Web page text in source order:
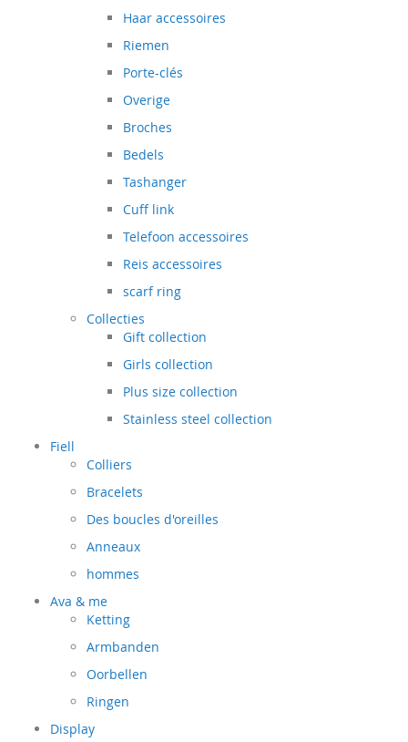
Haar accessoires
Riemen
Porte-clés
Overige
Broches
Bedels
Tashanger
Cuff link
Telefoon accessoires
Reis accessoires
scarf ring
Collecties
Gift collection
Girls collection
Plus size collection
Stainless steel collection
Fiell
Colliers
Bracelets
Des boucles d'oreilles
Anneaux
hommes
Ava & me
Ketting
Armbanden
Oorbellen
Ringen
Display